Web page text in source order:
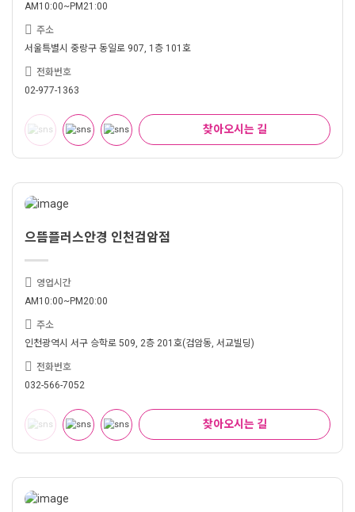
AM10:00~PM21:00
주소
서울특별시 중랑구 동일로 907, 1층 101호
전화번호
02-977-1363
찾아오시는 길
으뜸플러스안경 인천검암점
영업시간
AM10:00~PM20:00
주소
인천광역시 서구 승학로 509, 2층 201호(검암동, 서교빌딩)
전화번호
032-566-7052
찾아오시는 길